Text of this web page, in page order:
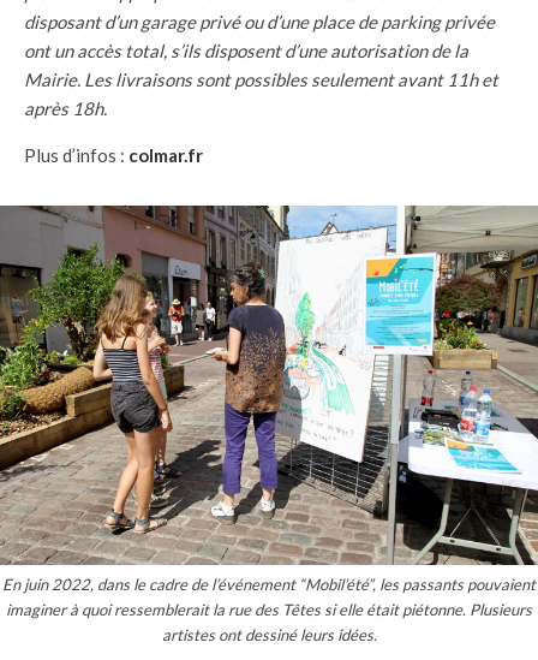
disposant d’un garage privé ou d’une place de parking privée
ont un accès total, s’ils disposent d’une autorisation de la
Mairie. Les livraisons sont possibles seulement avant 11h et
après 18h.
Plus d’infos : colmar.fr
En juin 2022, dans le cadre de l’événement “Mobil’été”, les passants pouvaient
imaginer à quoi ressemblerait la rue des Têtes si elle était piétonne. Plusieurs
artistes ont dessiné leurs idées.